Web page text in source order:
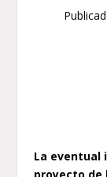
La eventual